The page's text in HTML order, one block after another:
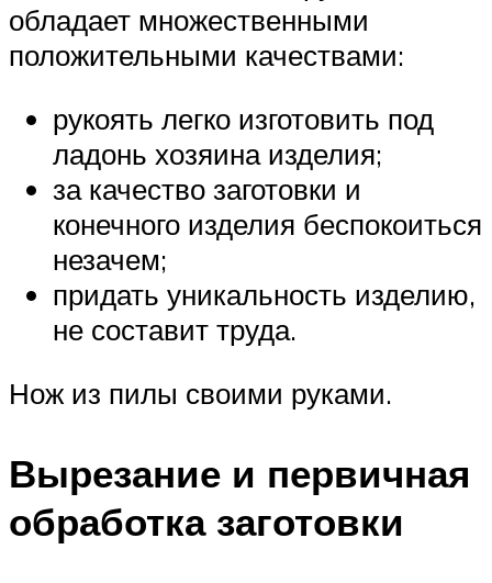
обладает множественными
положительными качествами:
рукоять легко изготовить под
ладонь хозяина изделия;
за качество заготовки и
конечного изделия беспокоиться
незачем;
придать уникальность изделию,
не составит труда.
Нож из пилы своими руками.
Вырезание и первичная
обработка заготовки